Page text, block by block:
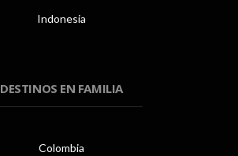
Indonesia
DESTINOS EN FAMILIA
Colombia